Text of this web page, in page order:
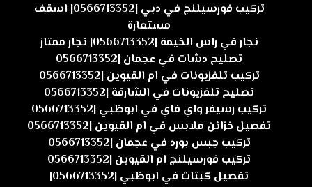
تركيب فورسيلنج في دبي |0566713352| اسقف
مستعارة
نجار في راس الخيمة |0566713352| نجار ممتاز
تصليح دشات في عجمان |0566713352
تركيب تلفزيونات في ام القيوين |0566713352
تصليح تلفزيونات في الشارقة |0566713352
تركيب رسيفر واي فاي في ابوظبي |0566713352
تفصيل خزائن ملابس في ام القيوين |0566713352
تركيب جبس بورد في عجمان |0566713352
تركيب فورسيلنج ام القيوين |0566713352
تفصيل كبتات في ابوظبي |0566713352|